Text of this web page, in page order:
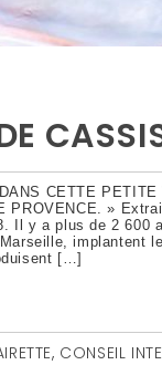
CETTE PETITE
PROVENCE. »
Il y a plus de 2 600
implantent
[…]
, CONSEIL